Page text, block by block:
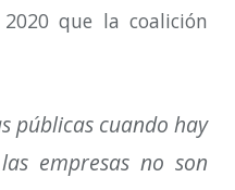
que la coalición
públicas cuando hay
empresas no son